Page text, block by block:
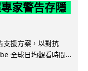
家警告存隱
援方案，以對抗
全球日均觀看時間...